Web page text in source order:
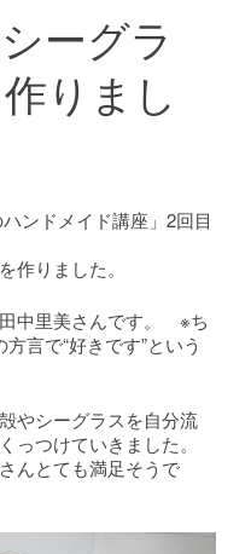
ーグラ
りまし
ンドメイド講座」2回目
作りました。
中里美さんです。 ※ち
言で“好きです”という
やシーグラスを自分流
っつけていきました。
んとても満足そうで